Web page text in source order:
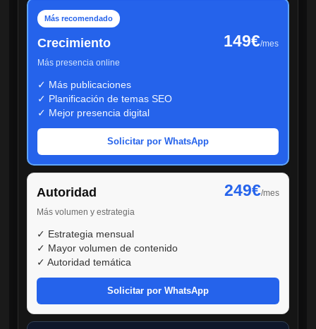
Más recomendado
Crecimiento
Más presencia online
149€/mes
✓ Más publicaciones
✓ Planificación de temas SEO
✓ Mejor presencia digital
Solicitar por WhatsApp
Autoridad
Más volumen y estrategia
249€/mes
✓ Estrategia mensual
✓ Mayor volumen de contenido
✓ Autoridad temática
Solicitar por WhatsApp